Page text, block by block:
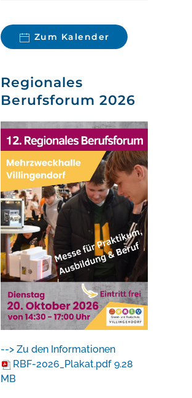
Zum Kalender
Regionales
Berufsforum 2026
--> Zu den Informationen
RBF-2026_Plakat.pdf 9.28
MB